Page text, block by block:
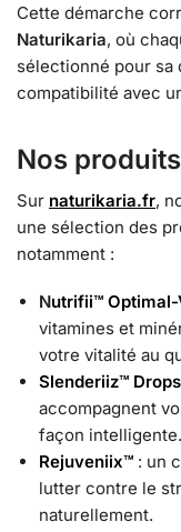
Cette démarche
Naturikaria, où
sélectionné pour sa
compatibilité avec
Nos
Sur naturikaria.fr,
une sélection des
notamment :
Nutrifii™
vitamines et
votre vitalité au
Slenderiiz™ Drops
accompagnent
façon intelligente.
Rejuveniix™ : un
lutter contre le
naturellement.